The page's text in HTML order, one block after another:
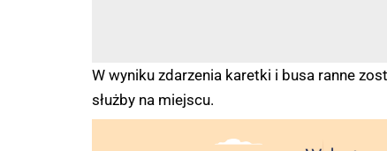
W wyniku zdarzenia karetki i busa ranne
służby na miejscu.